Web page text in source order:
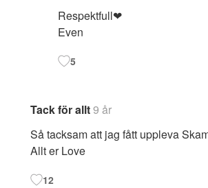
Respektfull❤
Even
5
Tack för allt9 år
Så tacksam att jag fått uppleva
Allt er Love
12